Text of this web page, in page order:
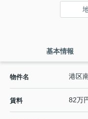
基本情報
物件名 港区
賃料 82万